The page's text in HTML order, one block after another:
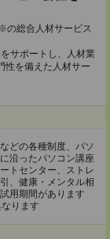
の総合人材サービス
サポートし、人材業
性を備えた人材サー
どの各種制度、パソ
沿ったパソコン講座
トセンター、ストレ
、健康・メンタル相
用期間があります
ります